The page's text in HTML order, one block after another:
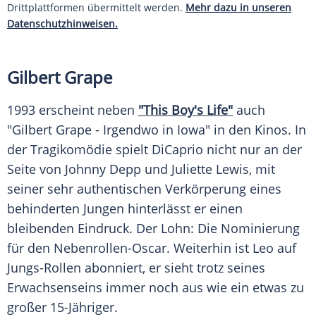
Drittplattformen übermittelt werden. Mehr dazu in unseren
Datenschutzhinweisen.
Gilbert Grape
1993 erscheint neben "This Boy's Life" auch
"Gilbert Grape - Irgendwo in Iowa" in den Kinos. In
der Tragikomödie spielt DiCaprio nicht nur an der
Seite von Johnny Depp und Juliette Lewis, mit
seiner sehr authentischen Verkörperung eines
behinderten Jungen hinterlässt er einen
bleibenden Eindruck. Der Lohn: Die Nominierung
für den Nebenrollen-Oscar. Weiterhin ist Leo auf
Jungs-Rollen abonniert, er sieht trotz seines
Erwachsenseins immer noch aus wie ein etwas zu
großer 15-Jähriger.